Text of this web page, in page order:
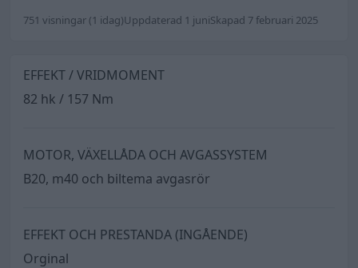
751 visningar (1 idag)Uppdaterad 1 juniSkapad 7 februari 2025
EFFEKT / VRIDMOMENT
82 hk / 157 Nm
MOTOR, VÄXELLÅDA OCH AVGASSYSTEM
B20, m40 och biltema avgasrör
EFFEKT OCH PRESTANDA (INGÅENDE)
Orginal